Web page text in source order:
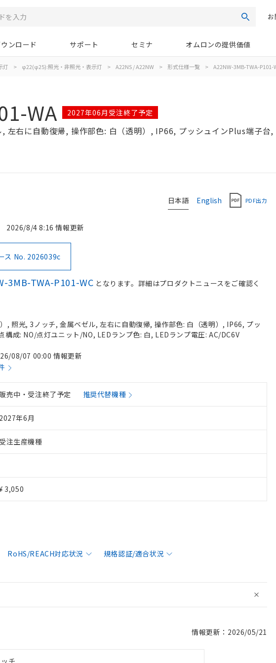
検索
ンロード サポート セミナ オムロンの提供価値
灯 > φ22(φ25):照光・非照光・表示灯 > A22NS / A22NW > 形式仕様一覧 > A22NW-3MB-TWA-P101-
WA 2027年06月受注終了予定
左右に自動復帰, 操作部色: 白（透明）, IP66, プッシュインPlus端子
日本語 English PDF出力
2026/8/4 8:16 情報更新
ス No. 2026039c
3MB-TWA-P101-WC となります。詳細はプロダクトニュースをご確認く
, 照光, 3ノッチ, 金属ベゼル, 左右に自動復帰, 操作部色: 白（透明）, IP66, プッ
構成: NO/点灯ユニット/NO, LEDランプ色: 白, LEDランプ電圧: AC/DC6V
08/07 00:00 情報更新
販売中・受注終了予定 推奨代替機種
2027年6月
受注生産機種
3,050
RoHS/REACH対応状況 規格認証/適合状況
情報更新：2026/05/21
チ